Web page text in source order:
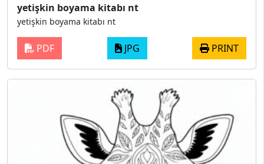
yetişkin boyama kitabı nt
yetişkin boyama kitabı nt
PDF JPG PRINT